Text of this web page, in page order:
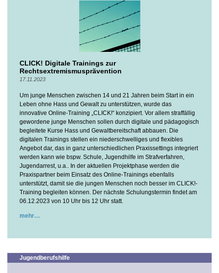
CLICK! Digitale Trainings zur
Rechtsextremismusprävention
17.11.2023
Um junge Menschen zwischen 14 und 21 Jahren beim Start in ein
Leben ohne Hass und Gewalt zu unterstützen, wurde das
innovative Online-Training „CLICK!“ konzipiert. Vor allem straffällig
gewordene junge Menschen sollen durch digitale und pädagogisch
begleitete Kurse Hass und Gewaltbereitschaft abbauen. Die
digitalen Trainings stellen ein niederschwelliges und flexibles
Angebot dar, das in ganz unterschiedlichen Praxissettings integriert
werden kann wie bspw. Schule, Jugendhilfe im Strafverfahren,
Jugendarrest, u.a.. In der aktuellen Projektphase werden die
Praxispartner beim Einsatz des Online-Trainings ebenfalls
unterstützt, damit sie die jungen Menschen noch besser im CLICK!-
Training begleiten können. Der nächste Schulungstermin findet am
06.12.2023 von 10 Uhr bis 12 Uhr statt.
mehr
Jugendberufshilfe